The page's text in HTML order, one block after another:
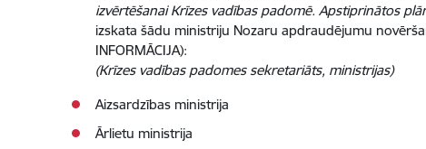
izvērtēšanai Krīzes vadības padomē. Apstiprinātos
izskata šādu ministriju Nozaru apdraudējumu
INFORMĀCIJA):
(Krīzes vadības padomes sekretariāts, ministrijas)
Aizsardzības ministrija
Ārlietu ministrija